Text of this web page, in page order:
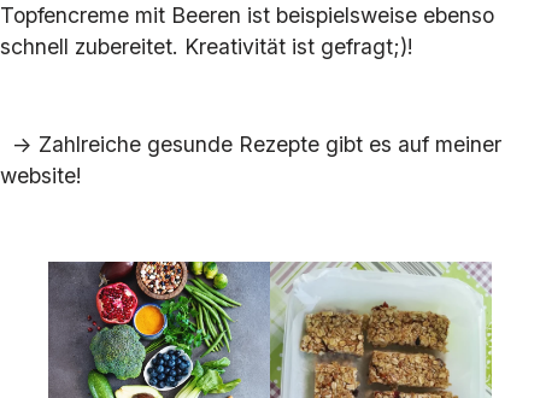
Topfencreme mit Beeren ist beispielsweise ebenso
schnell zubereitet. Kreativität ist gefragt;)!
-> Zahlreiche gesunde Rezepte gibt es auf meiner
website!